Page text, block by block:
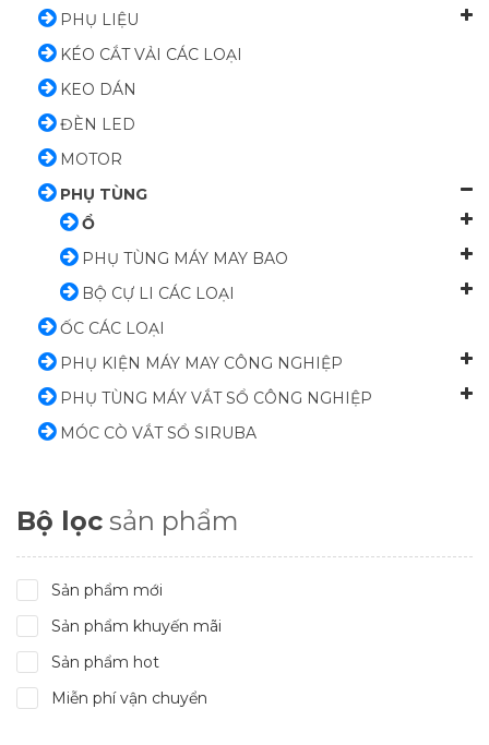
PHỤ LIỆU
KÉO CẮT VẢI CÁC LOẠI
KEO DÁN
ĐÈN LED
MOTOR
PHỤ TÙNG
Ổ
PHỤ TÙNG MÁY MAY BAO
BỘ CỰ LI CÁC LOẠI
ỐC CÁC LOẠI
PHỤ KIỆN MÁY MAY CÔNG NGHIỆP
PHỤ TÙNG MÁY VẮT SỔ CÔNG NGHIỆP
MÓC CÒ VẮT SỔ SIRUBA
Bộ lọc sản phẩm
Sản phẩm mới
Sản phẩm khuyến mãi
Sản phẩm hot
Miễn phí vận chuyển